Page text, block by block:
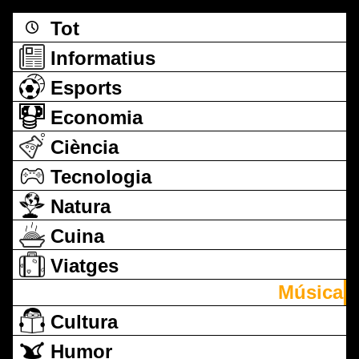
Tot
Informatius
Esports
Economia
Ciència
Tecnologia
Natura
Cuina
Viatges
Música
Cultura
Humor